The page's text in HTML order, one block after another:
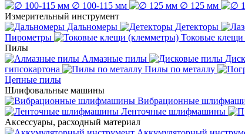
∅ 100-115 мм
∅ 125 мм
Измерительный инструмент
Дальномеры
Детекторы
Пирометры
Токовые
Пилы
Алмазные пилы
гипсокартона
Пилы по металлу
Цепные пилы
Шлифовальные машины
Вибрационные
Ленточные шлифмашины
Аксессуары, расходный материал